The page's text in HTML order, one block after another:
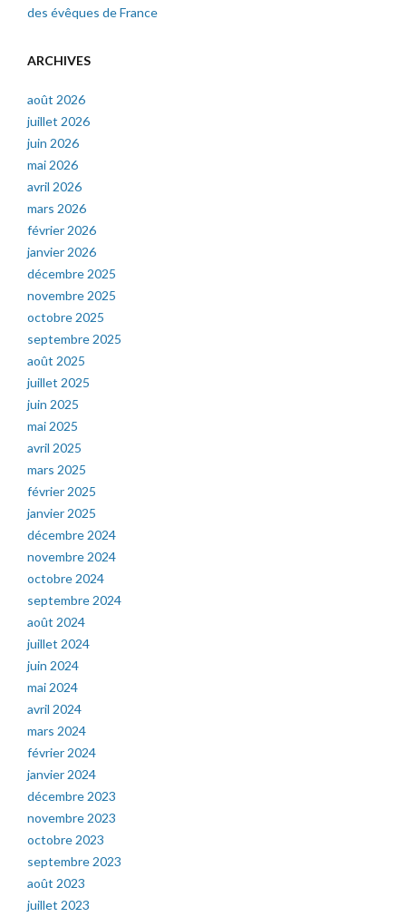
des évêques de France
ARCHIVES
août 2026
juillet 2026
juin 2026
mai 2026
avril 2026
mars 2026
février 2026
janvier 2026
décembre 2025
novembre 2025
octobre 2025
septembre 2025
août 2025
juillet 2025
juin 2025
mai 2025
avril 2025
mars 2025
février 2025
janvier 2025
décembre 2024
novembre 2024
octobre 2024
septembre 2024
août 2024
juillet 2024
juin 2024
mai 2024
avril 2024
mars 2024
février 2024
janvier 2024
décembre 2023
novembre 2023
octobre 2023
septembre 2023
août 2023
juillet 2023